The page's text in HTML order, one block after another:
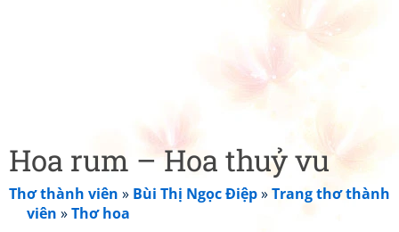
Hoa rum – Hoa thuỷ vu
Thơ thành viên » Bùi Thị Ngọc Điệp»Trang thơ thành
viên »Thơ hoa